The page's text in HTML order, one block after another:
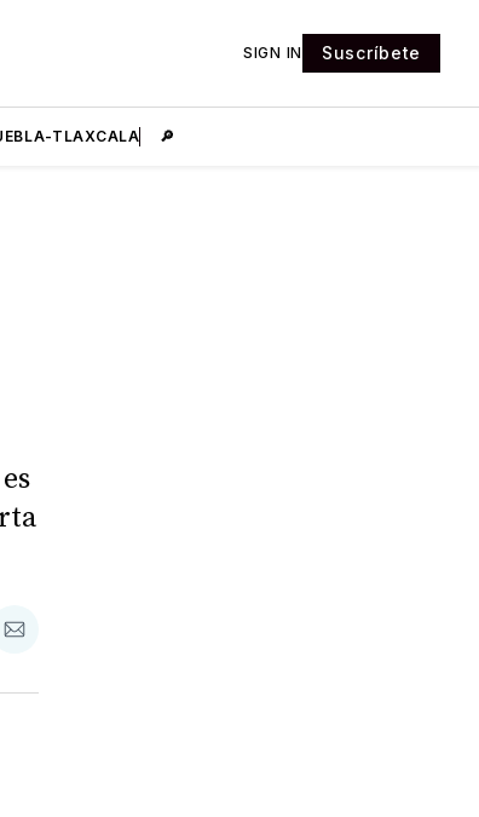
SIGN IN Suscríbete
TLAXCALA 🔎
Compartir
Email